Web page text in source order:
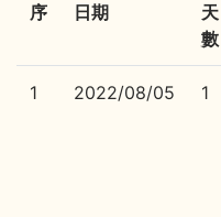
序 日期
天
數
1 2022/08/05 1